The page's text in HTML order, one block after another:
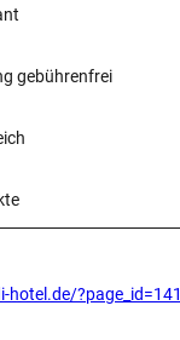
gebührenfrei
hotel.de/?page_id=141